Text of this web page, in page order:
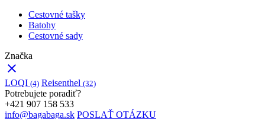
Cestovné tašky
Batohy
Cestovné sady
Značka
clear
LOQI (4) Reisenthel (32)
Potrebujete poradiť?
+421 907 158 533
info@bagabaga.sk POSLAŤ OTÁZKU